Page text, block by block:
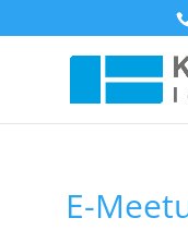
E-